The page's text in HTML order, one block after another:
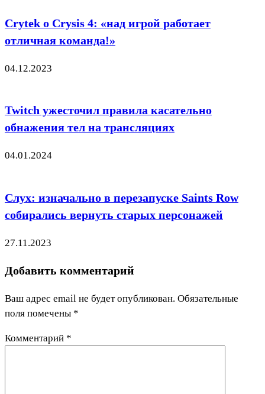
Crytek о Crysis 4: «над игрой работает
отличная команда!»
04.12.2023
Twitch ужесточил правила касательно
обнажения тел на трансляциях
04.01.2024
Слух: изначально в перезапуске Saints Row
собирались вернуть старых персонажей
27.11.2023
Добавить комментарий
Ваш адрес email не будет опубликован. Обязательные
поля помечены *
Комментарий *